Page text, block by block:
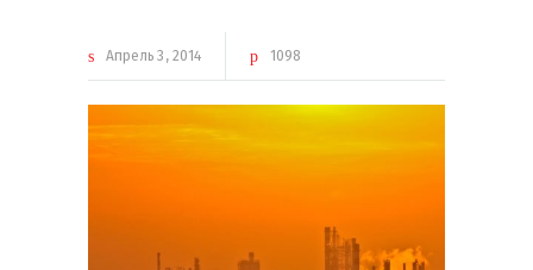
Апрель 3 2014 1098